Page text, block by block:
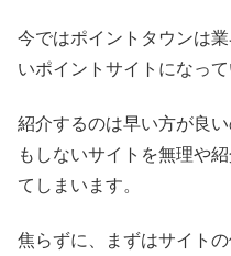
今ではポイントタウンは
いポイントサイトになって
紹介するのは早い方が良
もしないサイトを無理や
てしまいます。
焦らずに、まずはサイト